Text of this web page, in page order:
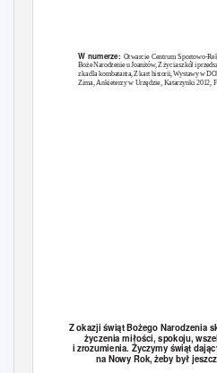
W numerze: Otwarcie Centrum Sportowo-
Boże Narodzenie u Joanitów, Z życia szkół i
zka dla kombatanta, Z kart historii, Wystawy w
Zima, Ankieterzy w Urzędzie, Katarzynki 2012,
Z okazji świąt Bożego Narodzenia
życzenia miłości, spokoju,
i zrozumienia. Życzymy świąt
na Nowy Rok, żeby był